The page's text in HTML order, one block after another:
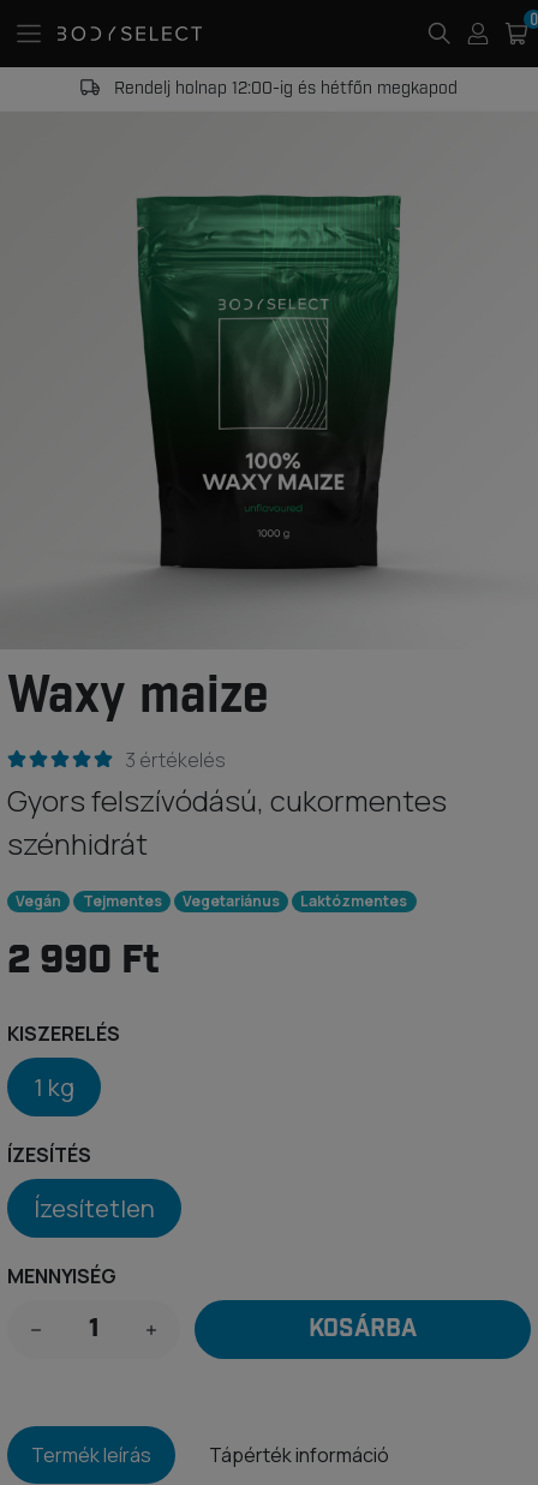
Rendelj holnap 12:00-ig és hétfőn megkapod
Waxy maize
3 értékelés
Gyors felszívódású, cukormentes
szénhidrát
Vegán Tejmentes Vegetariánus Laktózmentes
2 990 Ft
KISZERELÉS
1 kg
ÍZESÍTÉS
Ízesítetlen
MENNYISÉG
KOSÁRBA
Termék leírás Tápérték információ
0